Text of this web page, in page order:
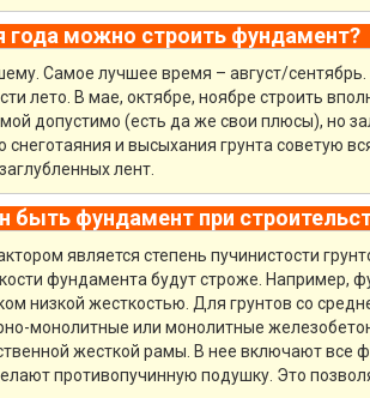
года можно строить фундамент?
Самое лучшее время – август/
лето. В мае, октябре, ноябре строить
допустимо (есть да же свои плюсы), но
снеготаяния и высыхания грунта советую
лент.
быть фундамент при
является степень пучинистости
фундамента будут строже. Например,
низкой жесткостью. Для грунтов со
монолитные или монолитные
жесткой рамы. В нее включают все
противопучинную подушку. Это